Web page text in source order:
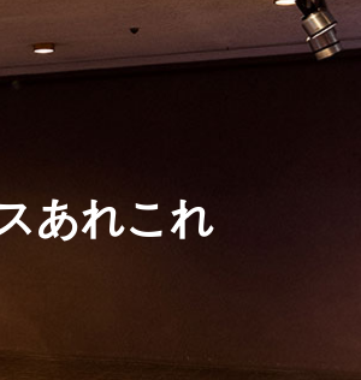
あれこれ